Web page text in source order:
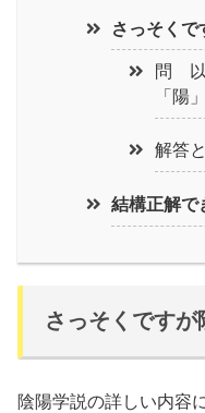
さっそくで
問 以
「陽
解答
結構正解で
さっそくですが
陰陽学説の詳しい内容